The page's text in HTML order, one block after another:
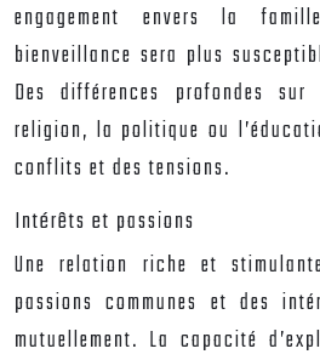
engagement envers la
bienveillance sera plus
Des différences profondes
religion, la politique ou
conflits et des tensions.
Intérêts et passions
Une relation riche et
passions communes et des
mutuellement. La capacité